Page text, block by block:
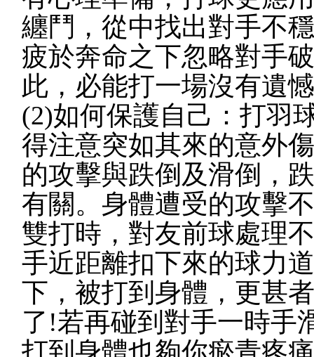
纏鬥，從中找出對手不
疲於奔命之下忽略對手
此，必能打一場沒有遺
(2)如何保護自己：打羽
得注意突如其來的意外
的攻擊與跌倒及滑倒，
有關。身體遭受的攻擊
雙打時，對友前球處理
手近距離扣下來的球力
下，被打到身體，更甚
了!若再碰到對手一時手